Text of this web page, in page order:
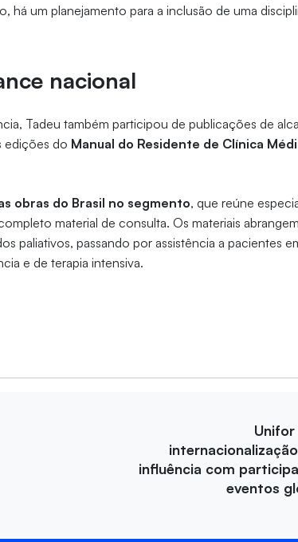
há um planejamento para a inclusão de uma
nacional
Tadeu também participou de publicações de
edições do Manual do Residente de Clínica
obras do Brasil no segmento, que reúne
material de consulta. Os materiais
paliativos, passando por assistência a pacientes
e de terapia intensiva.
influência com
eventos